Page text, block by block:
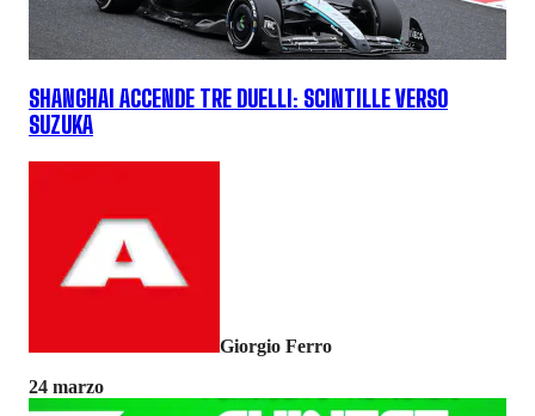
SHANGHAI ACCENDE TRE DUELLI: SCINTILLE VERSO
SUZUKA
Giorgio Ferro
24 marzo